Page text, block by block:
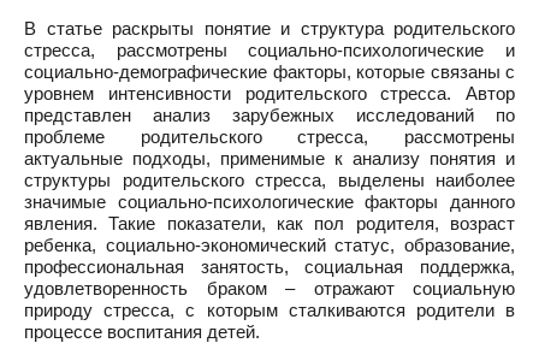
В статье раскрыты понятие и структура родительского
стресса, рассмотрены социально-психологические и
социально-демографические факторы, которые связаны с
уровнем интенсивности родительского стресса. Автор
представлен анализ зарубежных исследований по
проблеме родительского стресса, рассмотрены
актуальные подходы, применимые к анализу понятия и
структуры родительского стресса, выделены наиболее
значимые социально-психологические факторы данного
явления. Такие показатели, как пол родителя, возраст
ребенка, социально-экономический статус, образование,
профессиональная занятость, социальная поддержка,
удовлетворенность браком – отражают социальную
природу стресса, с которым сталкиваются родители в
процессе воспитания детей.